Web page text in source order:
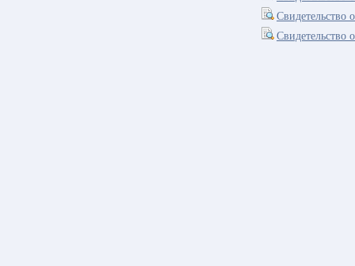
Свидетельство
Свидетельство